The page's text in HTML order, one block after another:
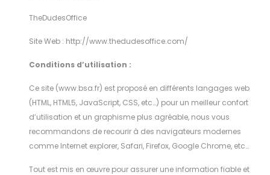
TheDudesOffice
Site Web : http://www.thedudesoffice.com/
Conditions d’utilisation :
Ce site (www.bsa.fr) est proposé en différents langages web
(HTML, HTML5, JavaScript, CSS, etc…) pour un meilleur confort
d’utilisation et un graphisme plus agréable, nous vous
recommandons de recourir à des navigateurs modernes
comme Internet explorer, Safari, Firefox, Google Chrome, etc…
Tout est mis en œuvre pour assurer une information fiable et